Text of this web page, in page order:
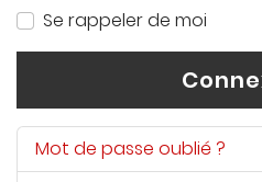
Se rappeler de moi
Mot de passe oublié ?